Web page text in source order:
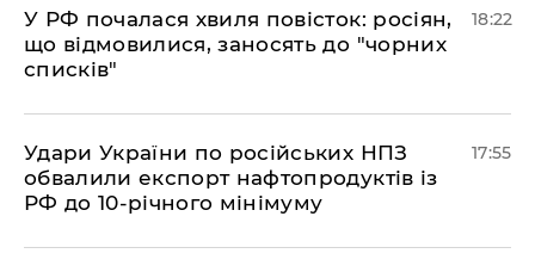
​У РФ почалася хвиля повісток: росіян,
що відмовилися, заносять до "чорних
списків"
18:22
​Удари України по російських НПЗ
обвалили експорт нафтопродуктів із
РФ до 10-річного мінімуму
17:55